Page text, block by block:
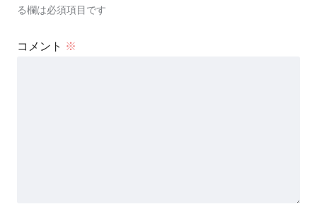
る欄は必須項目です
コメント ※